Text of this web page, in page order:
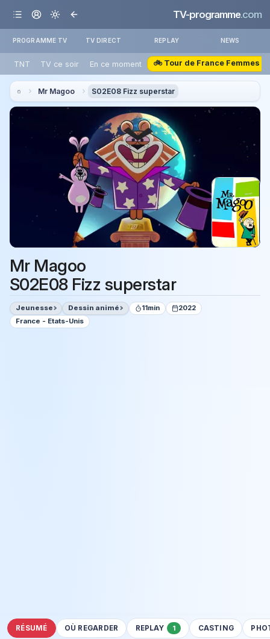
TV-programme.com
PROGRAMME TV TV DIRECT REPLAY NEWS
TNT TV ce soir En ce moment 🚲 Tour de France Femmes
Mr Magoo S02E08 Fizz superstar
Mr Magoo
S02E08 Fizz superstar
Jeunesse Dessin animé 11min
2022
France - Etats-Unis
RÉSUMÉ OÙ REGARDER REPLAY 1 CASTING